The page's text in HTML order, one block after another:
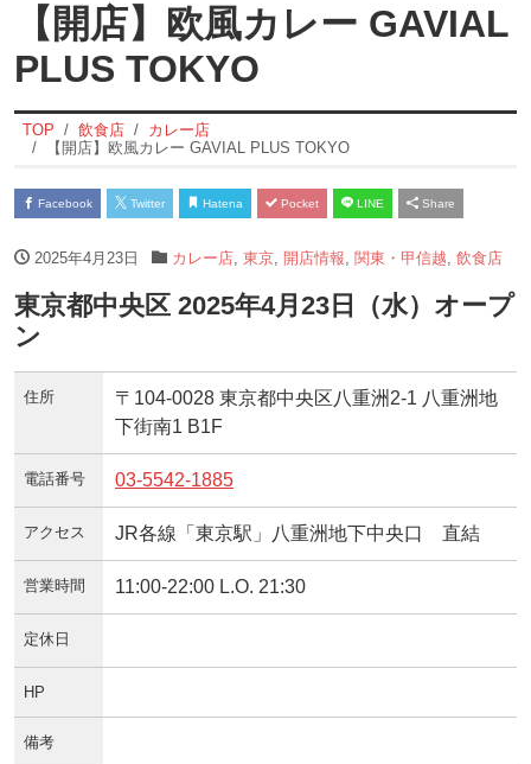
【開店】欧風カレー GAVIAL
PLUS TOKYO
TOP 飲食店
カレー店
【開店】欧風カレー GAVIAL PLUS TOKYO
Facebook Twitter Hatena Pocket LINE Share
2025年4月23日 カレー店, 東京, 開店情報 関東・甲信越 飲食店
東京都中央区 2025年4月23日（水）オープ
ン
住所
〒104-0028 東京都中央区八重洲2-1 八重洲地
下街南1 B1F
電話番号 03-5542-1885
アクセス JR各線「東京駅」八重洲地下中央口 直結
営業時間 11:00-22:00 L.O. 21:30
定休日
HP
備考